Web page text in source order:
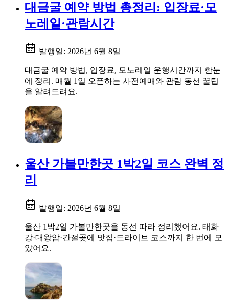
대금굴 예약 방법 총정리: 입장료·모
노레일·관람시간
발행일: 2026년 6월 8일
대금굴 예약 방법, 입장료, 모노레일 운행시간까지 한눈
에 정리. 매월 1일 오픈하는 사전예매와 관람 동선 꿀팁
을 알려드려요.
울산 가볼만한곳 1박2일 코스 완벽 정
리
발행일: 2026년 6월 8일
울산 1박2일 가볼만한곳을 동선 따라 정리했어요. 태화
강·대왕암·간절곶에 맛집·드라이브 코스까지 한 번에 모
았어요.